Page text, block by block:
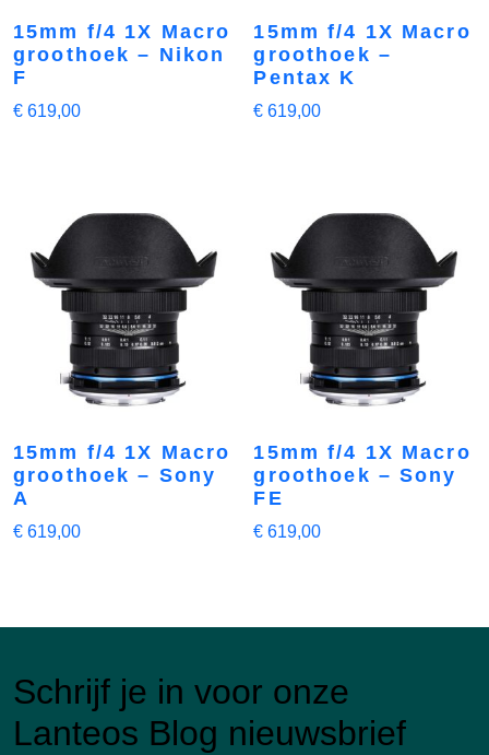
15mm f/4 1X Macro
groothoek – Nikon
F
€ 619,00
15mm f/4 1X Macro
groothoek –
Pentax K
€ 619,00
15mm f/4 1X Macro
groothoek – Sony
A
€ 619,00
15mm f/4 1X Macro
groothoek – Sony
FE
€ 619,00
Schrijf je in voor onze
Lanteos Blog nieuwsbrief